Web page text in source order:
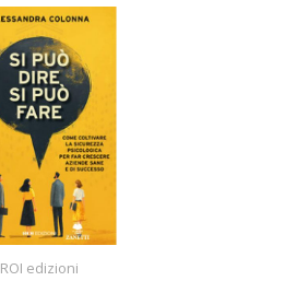
ROI edizioni